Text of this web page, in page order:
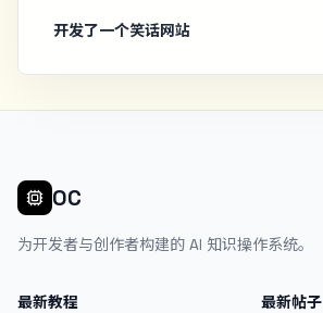
开发了一个笑话网站
OC
为开发者与创作者构建的 AI 知识操作系统。
最新教程 最新帖子